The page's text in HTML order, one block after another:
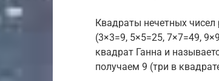
Квадраты нечетных
(3×3=9, 5×5=25, 7×7=49,
квадрат Ганна и
получаем 9 (три в